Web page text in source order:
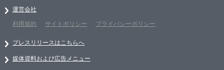
運営会社
利用規約
サイトポリシー プライバシーポリシー
プレスリリースはこちらへ
媒体資料および広告メニュー